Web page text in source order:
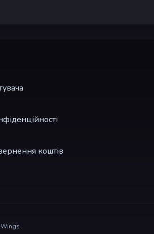
коштів